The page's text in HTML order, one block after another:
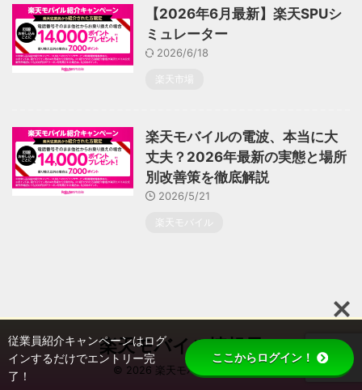
【2026年6月最新】楽天SPUシ
ミュレーター
2026/6/18
楽天市場
楽天モバイルの電波、本当に大
丈夫？2026年最新の実態と場所
別改善策を徹底解説
2026/5/21
楽天モバイル
楽天モバイル情報局
© 2026 楽天モバイル情報局
従業員紹介キャンペーンはログ
インするだけでエントリー完
了！
ここからログイン！